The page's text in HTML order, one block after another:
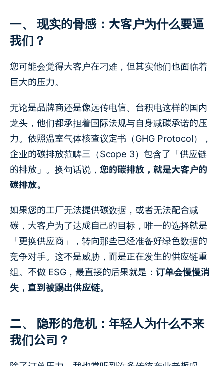
一、 现实的骨感：大客户为什么要逼
我们？
您可能会觉得大客户在刁难，但其实他们也面临着
巨大的压力。
无论是品牌商还是像远传电信、台积电这样的国内
龙头，他们都承担着国际法规与自身减碳承诺的压
力。依照温室气体核查议定书（GHG Protocol），
企业的碳排放范畴三（Scope 3）包含了「供应链
的排放」。换句话说， 您的碳排放，就是大客户的
碳排放。
如果您的工厂无法提供碳数据，或者无法配合减
碳，大客户为了达成自己的目标，唯一的选择就是
「更换供应商」，转向那些已经准备好绿色数据的
竞争对手。这不是威胁，而是正在发生的供应链重
组。不做 ESG，最直接的后果就是： 订单会慢慢消
失，直到被踢出供应链。
二、 隐形的危机：年轻人为什么不来
我们公司？